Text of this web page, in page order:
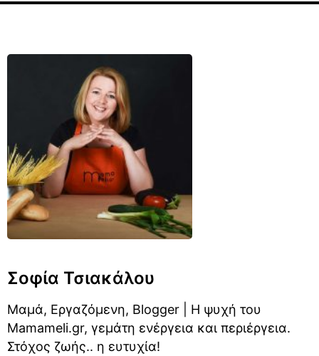
Σοφία Τσιακάλου
Μαμά, Εργαζόμενη, Blogger | Η ψυχή του
Mamameli.gr, γεμάτη ενέργεια και περιέργεια.
Στόχος ζωής.. η ευτυχία!